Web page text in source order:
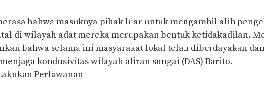
bahwa masuknya pihak luar untuk mengambil alih
di wilayah adat mereka merupakan bentuk ketidakadilan.
bahwa selama ini masyarakat lokal telah diberdayakan dan
kondusivitas wilayah aliran sungai (DAS) Barito.
Perlawanan